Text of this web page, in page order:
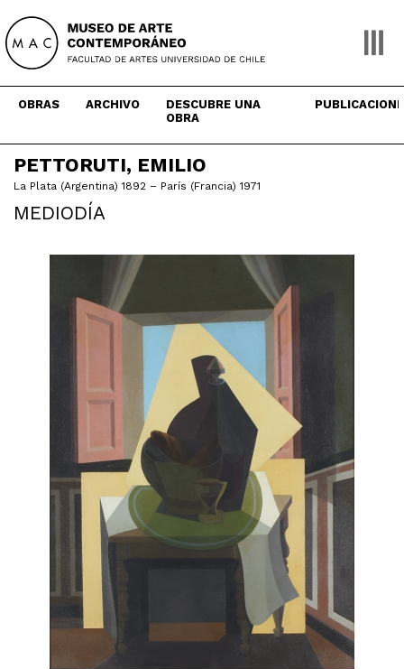
content
OBRAS ARCHIVO
DESCUBRE UNA
OBRA
PETTORUTI, EMILIO
La Plata (Argentina) 1892 – París (Francia) 1971
MEDIODÍA